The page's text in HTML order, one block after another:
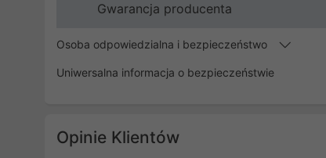
Gwarancja producenta
Osoba odpowiedzialna i bezpieczeństwo
Uniwersalna informacja o bezpieczeństwie
Opinie Klientów